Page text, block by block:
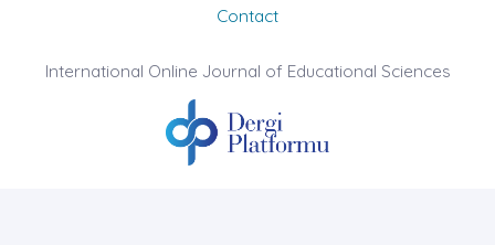
Contact
International Online Journal of Educational Sciences